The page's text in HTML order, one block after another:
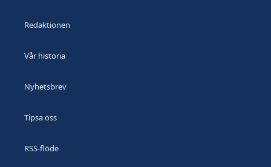
Redaktionen
Vår historia
Nyhetsbrev
Tipsa oss
RSS-flöde